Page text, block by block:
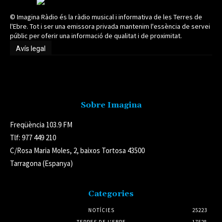
© Imagina Ràdio és la ràdio musical i informativa de les Terres de
l'Ebre. Tot i ser una emissora privada mantenim l'essència de servei
públic per oferir una informació de qualitat i de proximitat.
Avís legal
Sobre Imagina
Freqüència 103.9 FM
Tlf: 977 449 210
C/Rosa Maria Moles, 2, baixos Tortosa 43500
Tarragona (Espanya)
Categories
NOTÍCIES
25223